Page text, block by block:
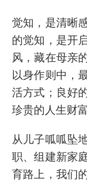
觉知，是清晰
的觉知，是开
风，藏在母亲
以身作则中，
活方式；良好
珍贵的人生财富
从儿子呱呱坠
职、组建新家
育路上，我们